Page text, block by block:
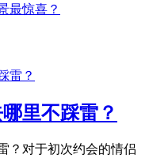
最惊喜？
里不踩雷？
？对于初次约会的情侣